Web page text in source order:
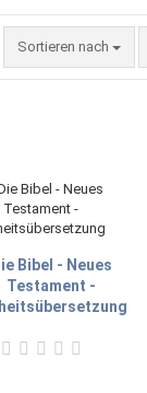
Sortieren nach
Bibel - Neues
Testament -